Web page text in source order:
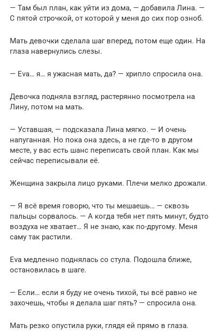
— Там был план, как уйти из дома, — добавила Лина. —
С пятой строчкой, от которой у меня до сих пор озноб.
Мать девочки сделала шаг вперед, потом еще один. На
глаза навернулись слезы.
— Eva… я… я ужасная мать, да? — хрипло спросила она.
Девочка подняла взгляд, растерянно посмотрела на
Лину, потом на мать.
— Уставшая, — подсказала Лина мягко. — И очень
напуганная. Но пока она здесь, а не где-то в другом
месте, у вас есть шанс переписать свой план. Как мы
сейчас переписывали её.
Женщина закрыла лицо руками. Плечи мелко дрожали.
— Я всё время говорю, что ты мешаешь… — сквозь
пальцы сорвалось. — А когда тебя нет пять минут, будто
воздуха не хватает… Я не знаю, как по-другому. Меня
саму так растили.
Eva медленно поднялась со стула. Подошла ближе,
остановилась в шаге.
— Если… если я буду не очень тихой, ты всё равно не
захочешь, чтобы я делала шаг пять? — спросила она.
Мать резко опустила руки, глядя ей прямо в глаза.